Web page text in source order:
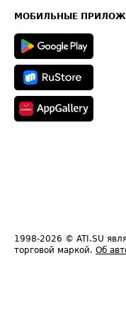
Техническая информация
МОБИЛЬНЫЕ
1998-2026 © ATI.SU
торговой маркой. Об